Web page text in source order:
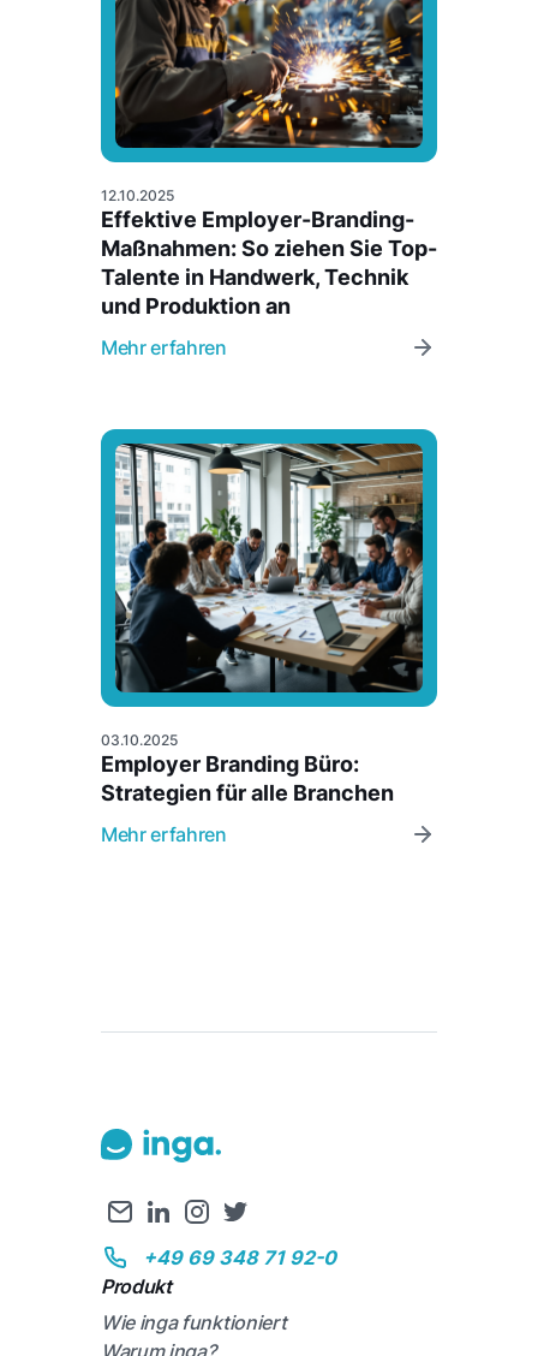
12.10.2025
Effektive Employer-Branding-
Maßnahmen: So ziehen Sie Top-
Talente in Handwerk, Technik
und Produktion an
Mehr erfahren
03.10.2025
Employer Branding Büro:
Strategien für alle Branchen
Mehr erfahren
+49 69 348 71 92-0
Produkt
Wie inga funktioniert